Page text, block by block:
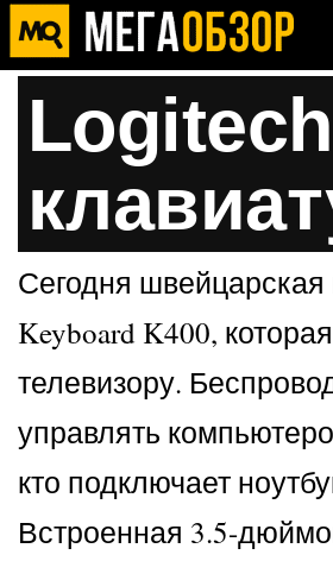
Сегодня швейцарская
Keyboard K400,
телевизору.
управлять
кто подключает
Встроенная 3.5-